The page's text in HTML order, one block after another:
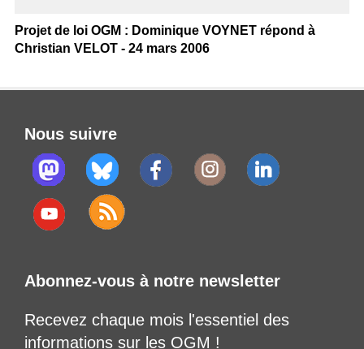
Projet de loi OGM : Dominique VOYNET répond à
Christian VELOT - 24 mars 2006
Nous suivre
Abonnez-vous à notre newsletter
Recevez chaque mois l'essentiel des
informations sur les OGM !